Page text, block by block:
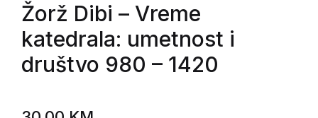
Žorž Dibi – Vreme
katedrala: umetnost i
društvo 980 – 1420